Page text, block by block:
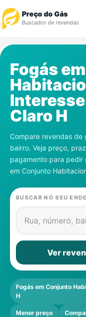
Preço do Gás
Buscador de revendas
Revendedor
Notícias
Cadastre-se
Gás
Fogás em
Claro H
Compare revendas de
bairro. Veja preço,
pagamento para pedir
em Conjunto
BUSCAR NO SEU
Rua, número,
Ver
Fogás em Conjunto
H
Menor preço